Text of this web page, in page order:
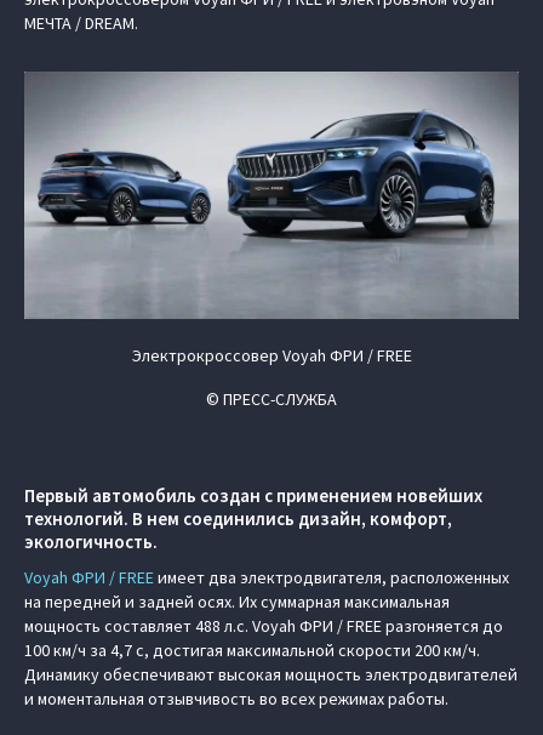
МЕЧТА / DREAM.
Электрокроссовер Voyah ФРИ / FREE
© ПРЕСС-СЛУЖБА
Первый автомобиль создан с применением новейших
технологий. В нем соединились дизайн, комфорт,
экологичность.
Voyah ФРИ / FREEимеет два электродвигателя, расположенных
на передней и задней осях. Их суммарная максимальная
мощность составляет 488 л.с. Voyah ФРИ / FREE разгоняется до
100 км/ч за 4,7 с, достигая максимальной скорости 200 км/ч.
Динамику обеспечивают высокая мощность электродвигателей
и моментальная отзывчивость во всех режимах работы.